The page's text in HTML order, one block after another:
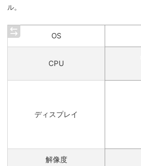
ル。
OS
CPU
ディスプレイ
解像度